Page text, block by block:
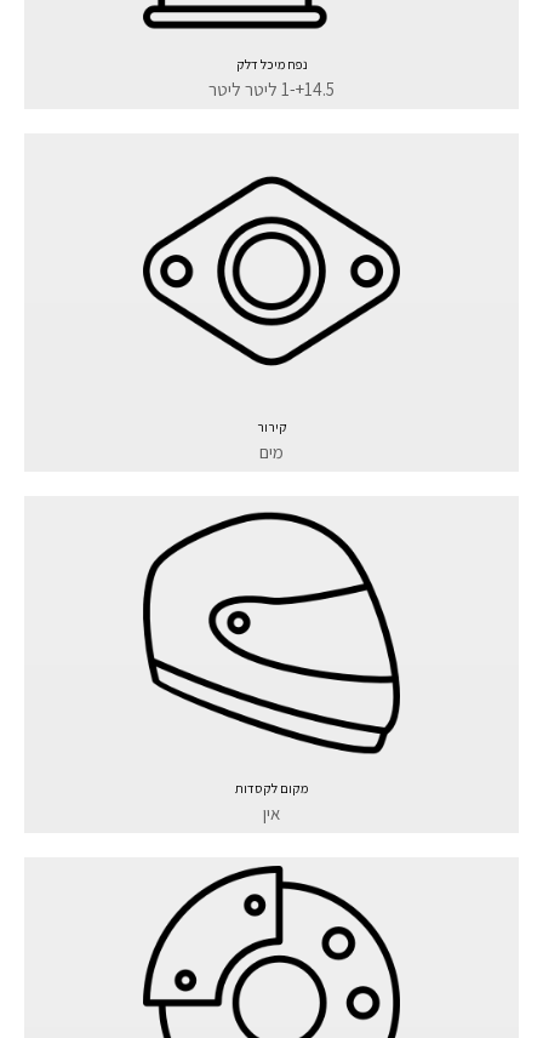
נפח מיכל דלק
14.5+-1 ליטר ליטר
קירור
מים
מקום לקסדות
אין